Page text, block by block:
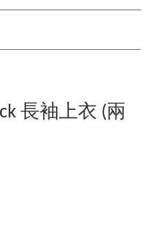
長袖上衣 (兩